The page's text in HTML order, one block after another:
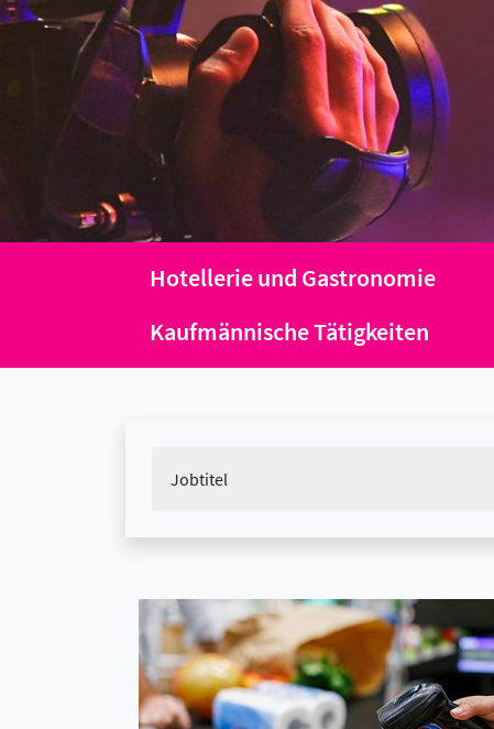
Hotellerie und Gastronomie
Kaufmännische Tätigkeiten
Jobtitel